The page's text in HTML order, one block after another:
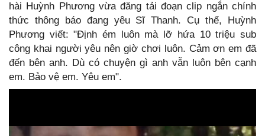
hài Huỳnh Phương vừa đăng tải đoạn clip ngắn chính
thức thông báo đang yêu Sĩ Thanh. Cụ thể, Huỳnh
Phương viết: "Định ém luôn mà lỡ hứa 10 triệu sub
công khai người yêu nên giờ chơi luôn. Cảm ơn em đã
đến bên anh. Dù có chuyện gì anh vẫn luôn bên cạnh
em. Bảo vệ em. Yêu em".